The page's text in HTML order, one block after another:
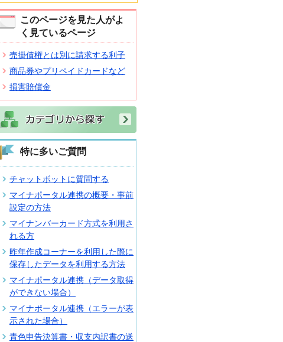
このページを見た人がよ
く見ているページ
売掛債権とは別に請求する利子
商品券やプリペイドカードなど
損害賠償金
特に多いご質問
チャットボットに質問する
マイナポータル連携の概要・事前
設定の方法
マイナンバーカード方式を利用さ
れる方
昨年作成コーナーを利用した際に
保存したデータを利用する方法
マイナポータル連携（データ取得
ができない場合）
マイナポータル連携（エラーが表
示された場合）
青色申告決算書・収支内訳書の送